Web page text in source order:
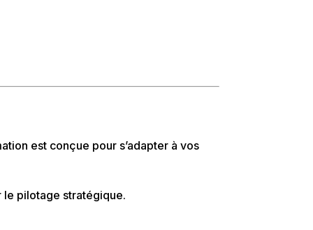
est conçue pour s’adapter à vos
pilotage stratégique.